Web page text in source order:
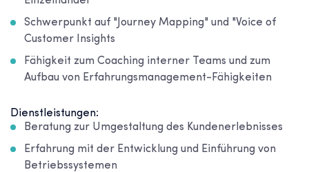
Schwerpunkt auf "Journey Mapping" und "Voice of
Customer Insights
Fähigkeit zum Coaching interner Teams und zum
Aufbau von Erfahrungsmanagement-Fähigkeiten
Dienstleistungen:
Beratung zur Umgestaltung des Kundenerlebnisses
Erfahrung mit der Entwicklung und Einführung von
Betriebssystemen